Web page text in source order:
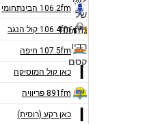
106.2fm הבינתחומי
106.4fm קול הנגב
107.5fm חיפה
כאן קול המוסיקה
891fm פריוויה
כאן רקע (רוסית)